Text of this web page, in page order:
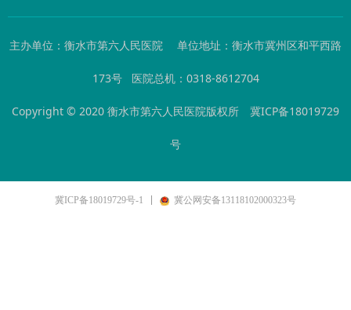
主办单位：衡水市第六人民医院 单位地址：衡水市冀州区和平西路
173号 医院总机：0318-8612704
Copyright © 2020 衡水市第六人民医院版权所 冀ICP备18019729
号
冀ICP备18019729号-1 冀公网安备13118102000323号